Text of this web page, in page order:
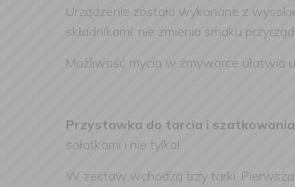
Urządzenie zostało wykonane z
składnikami, nie zmienia smaku
Możliwość mycia w zmywarce ułatwia
Przystawka do tarcia i szatkowania
sałatkami i nie tylko!
W zestaw wchodzą trzy tarki.